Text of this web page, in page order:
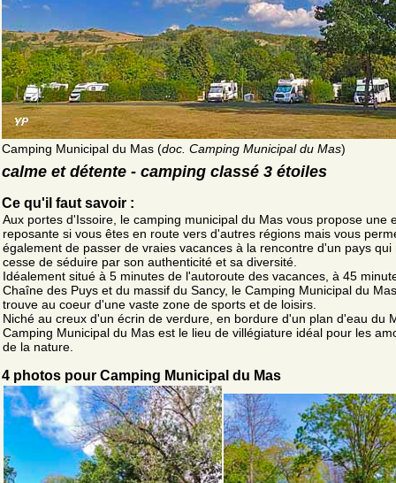
Camping Municipal du Mas (doc. Camping Municipal du Mas)
calme et détente - camping classé 3 étoiles
Ce qu'il faut savoir :
Aux portes d'Issoire, le camping municipal du Mas vous propose une
reposante si vous êtes en route vers d'autres régions mais vous
également de passer de vraies vacances à la rencontre d'un pays qui
cesse de séduire par son authenticité et sa diversité.
Idéalement situé à 5 minutes de l'autoroute des vacances, à 45
Chaîne des Puys et du massif du Sancy, le Camping Municipal du
trouve au coeur d'une vaste zone de sports et de loisirs.
Niché au creux d'un écrin de verdure, en bordure d'un plan d'eau du
Camping Municipal du Mas est le lieu de villégiature idéal pour les
de la nature.
4 photos pour Camping Municipal du Mas